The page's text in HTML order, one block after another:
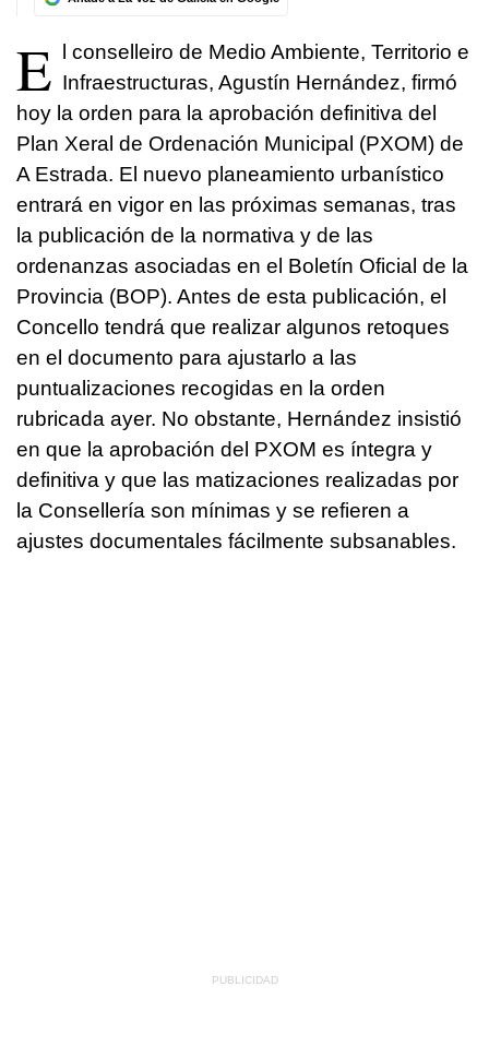
E l conselleiro de Medio Ambiente, Territorio e
Infraestructuras, Agustín Hernández, firmó
hoy la orden para la aprobación definitiva del
Plan Xeral de Ordenación Municipal (PXOM) de
A Estrada. El nuevo planeamiento urbanístico
entrará en vigor en las próximas semanas, tras
la publicación de la normativa y de las
ordenanzas asociadas en el Boletín Oficial de la
Provincia (BOP). Antes de esta publicación, el
Concello tendrá que realizar algunos retoques
en el documento para ajustarlo a las
puntualizaciones recogidas en la orden
rubricada ayer. No obstante, Hernández insistió
en que la aprobación del PXOM es íntegra y
definitiva y que las matizaciones realizadas por
la Consellería son mínimas y se refieren a
ajustes documentales fácilmente subsanables.